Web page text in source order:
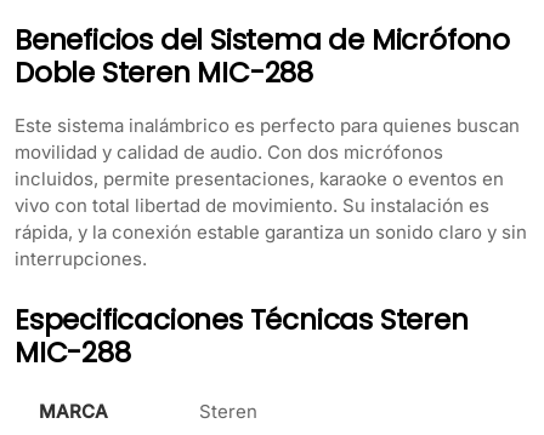
Beneficios del Sistema de Micrófono
Doble Steren MIC-288
Este sistema inalámbrico es perfecto para quienes buscan
movilidad y calidad de audio. Con dos micrófonos
incluidos, permite presentaciones, karaoke o eventos en
vivo con total libertad de movimiento. Su instalación es
rápida, y la conexión estable garantiza un sonido claro y sin
interrupciones.
Especificaciones Técnicas Steren
MIC-288
MARCA Steren